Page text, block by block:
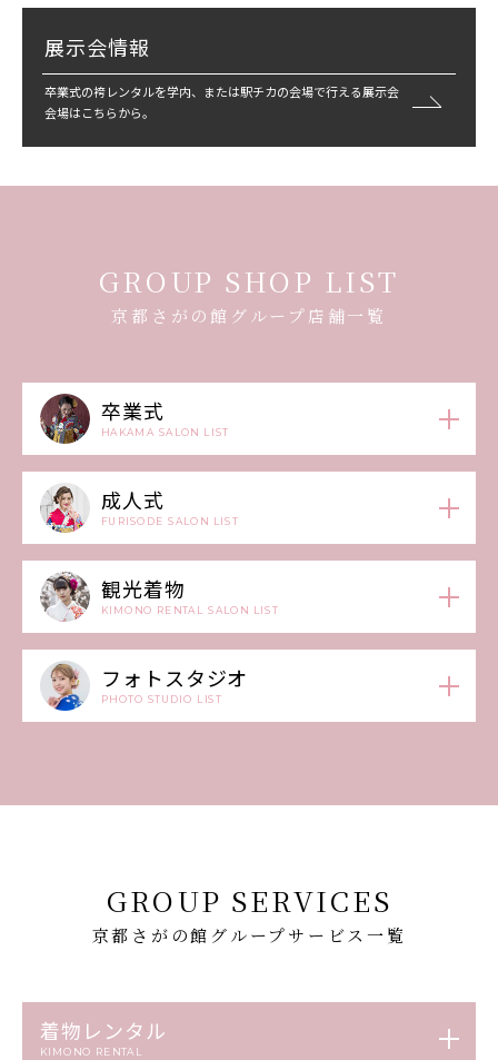
展示会情報
卒業式の袴レンタルを学内、または駅チカの会場で行える展示会
会場はこちらから。
GROUP SHOP LIST
京都さがの館グループ店舗一覧
卒業式
HAKAMA SALON LIST
成人式
FURISODE SALON LIST
観光着物
KIMONO RENTAL SALON LIST
フォトスタジオ
PHOTO STUDIO LIST
GROUP SERVICES
京都さがの館グループサービス一覧
着物レンタル
KIMONO RENTAL